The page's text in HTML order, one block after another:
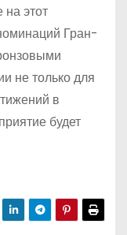
этот
Гран-
не только для
в
будет